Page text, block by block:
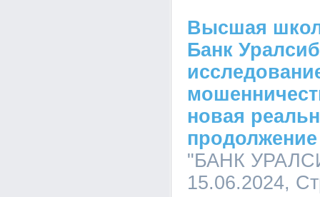
Высшая
Банк
новая
"БАНК
15.06.2024,